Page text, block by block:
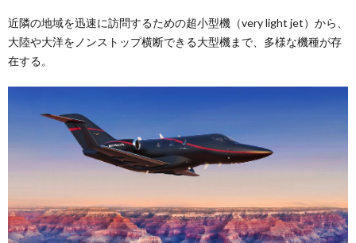
近隣の地域を迅速に訪問するための超小型機（very light jet）から、
大陸や大洋をノンストップ横断できる大型機まで、多様な機種が存
在する。